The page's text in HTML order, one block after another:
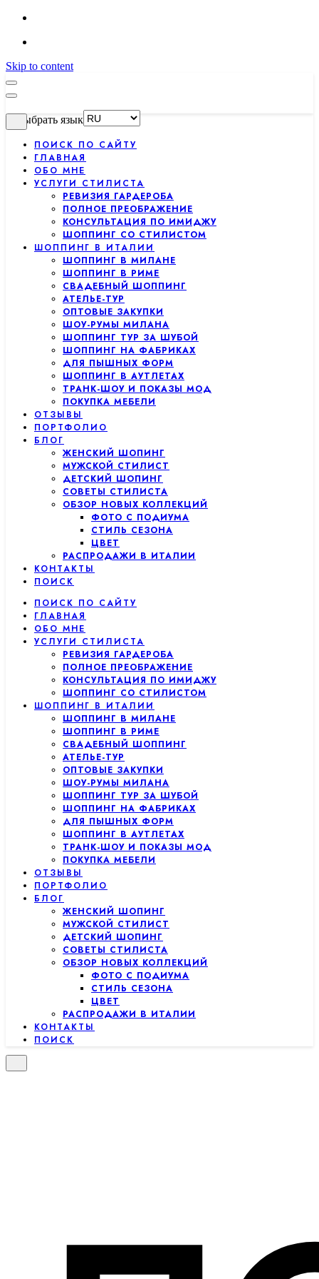
Skip to content
Выбрать язык
ПОИСК ПО САЙТУ
ГЛАВНАЯ
ОБО МНЕ
УСЛУГИ СТИЛИСТА
РЕВИЗИЯ ГАРДЕРОБА
ПОЛНОЕ ПРЕОБРАЖЕНИЕ
КОНСУЛЬТАЦИЯ ПО ИМИДЖУ
ШОППИНГ СО СТИЛИСТОМ
ШОППИНГ В ИТАЛИИ
ШОППИНГ В МИЛАНЕ
ШОППИНГ В РИМЕ
СВАДЕБНЫЙ ШОППИНГ
АТЕЛЬЕ-ТУР
ОПТОВЫЕ ЗАКУПКИ
ШОУ-РУМЫ МИЛАНА
ШОППИНГ ТУР ЗА ШУБОЙ
ШОППИНГ НА ФАБРИКАХ
ДЛЯ ПЫШНЫХ ФОРМ
ШОППИНГ В АУТЛЕТАХ
ТРАНК-ШОУ И ПОКАЗЫ МОД
ПОКУПКА МЕБЕЛИ
ОТЗЫВЫ
ПОРТФОЛИО
БЛОГ
ЖЕНСКИЙ ШОПИНГ
МУЖСКОЙ СТИЛИСТ
ДЕТСКИЙ ШОПИНГ
СОВЕТЫ СТИЛИСТА
ОБЗОР НОВЫХ КОЛЛЕКЦИЙ
ФОТО С ПОДИУМА
СТИЛЬ СЕЗОНА
ЦВЕТ
РАСПРОДАЖИ В ИТАЛИИ
КОНТАКТЫ
ПОИСК
ПОИСК ПО САЙТУ
ГЛАВНАЯ
ОБО МНЕ
УСЛУГИ СТИЛИСТА
РЕВИЗИЯ ГАРДЕРОБА
ПОЛНОЕ ПРЕОБРАЖЕНИЕ
КОНСУЛЬТАЦИЯ ПО ИМИДЖУ
ШОППИНГ СО СТИЛИСТОМ
ШОППИНГ В ИТАЛИИ
ШОППИНГ В МИЛАНЕ
ШОППИНГ В РИМЕ
СВАДЕБНЫЙ ШОППИНГ
АТЕЛЬЕ-ТУР
ОПТОВЫЕ ЗАКУПКИ
ШОУ-РУМЫ МИЛАНА
ШОППИНГ ТУР ЗА ШУБОЙ
ШОППИНГ НА ФАБРИКАХ
ДЛЯ ПЫШНЫХ ФОРМ
ШОППИНГ В АУТЛЕТАХ
ТРАНК-ШОУ И ПОКАЗЫ МОД
ПОКУПКА МЕБЕЛИ
ОТЗЫВЫ
ПОРТФОЛИО
БЛОГ
ЖЕНСКИЙ ШОПИНГ
МУЖСКОЙ СТИЛИСТ
ДЕТСКИЙ ШОПИНГ
СОВЕТЫ СТИЛИСТА
ОБЗОР НОВЫХ КОЛЛЕКЦИЙ
ФОТО С ПОДИУМА
СТИЛЬ СЕЗОНА
ЦВЕТ
РАСПРОДАЖИ В ИТАЛИИ
КОНТАКТЫ
ПОИСК